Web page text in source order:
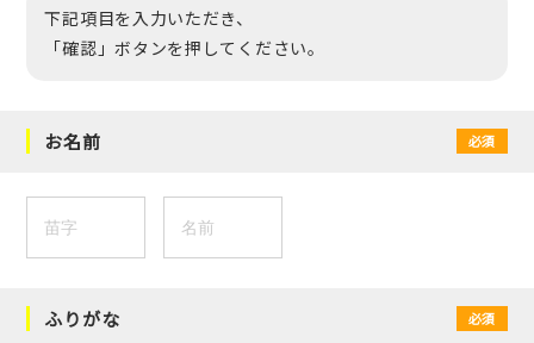
下記項目を入力いただき、
「確認」ボタンを押してください。
お名前 必須
ふりがな 必須